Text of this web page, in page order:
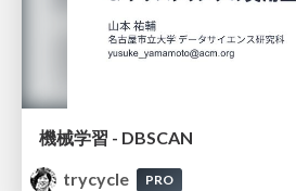
機械学習 - DBSCAN
trycycle
PRO